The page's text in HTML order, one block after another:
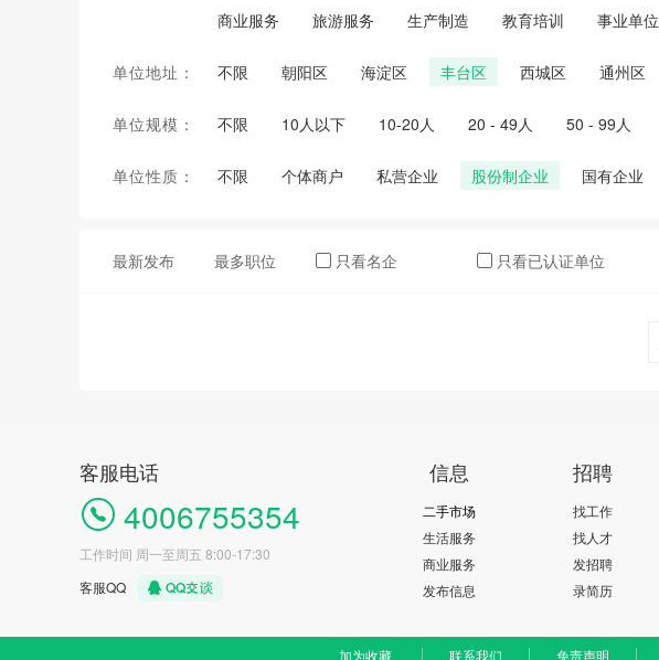
商业服务
旅游服务 生产制造 教育培训 事业单位
单位地址： 不限 朝阳区 海淀区 丰台区 西城区 通州区
单位规模： 不限 10人以下 10-20人 20 - 49人 50 - 99人
单位性质： 不限 个体商户 私营企业 股份制企业 国有企业
最新发布 最多职位 只看名企 只看已认证单位
客服电话
4006755354
工作时间 周一至周五 8:00-17:30
客服QQ
信息
二手市场
生活服务
商业服务
发布信息
招聘
找工作
找人才
发招聘
录简历
加为收藏 联系我们 免责声明